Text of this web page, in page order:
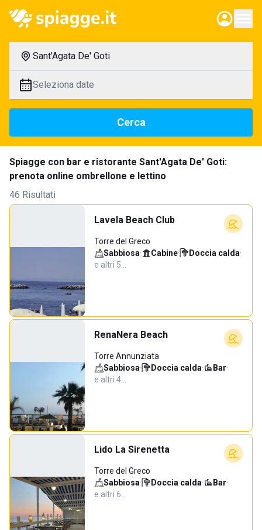
Sant'Agata De' Goti
Seleziona date
Cerca
Spiagge con bar e ristorante Sant'Agata De' Goti:
prenota online ombrellone e lettino
46 Risultati
Lavela Beach Club
Torre del Greco
Sabbiosa· Cabine· Doccia calda·
e altri 5…
RenaNera Beach
Torre Annunziata
Sabbiosa· Doccia calda· Bar·
e altri 4…
Lido La Sirenetta
Torre del Greco
Sabbiosa· Doccia calda· Bar·
e altri 6…